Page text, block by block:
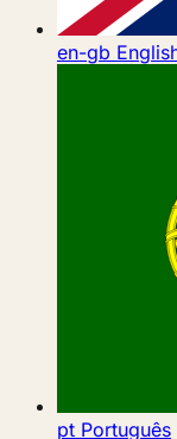
en-gb
pt Português